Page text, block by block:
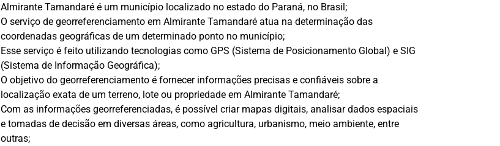
Almirante Tamandaré é um município localizado no estado do Paraná, no Brasil;
O serviço de georreferenciamento em Almirante Tamandaré atua na determinação das
coordenadas geográficas de um determinado ponto no município;
Esse serviço é feito utilizando tecnologias como GPS (Sistema de Posicionamento Global) e SIG
(Sistema de Informação Geográfica);
O objetivo do georreferenciamento é fornecer informações precisas e confiáveis sobre a
localização exata de um terreno, lote ou propriedade em Almirante Tamandaré;
Com as informações georreferenciadas, é possível criar mapas digitais, analisar dados espaciais
e tomadas de decisão em diversas áreas, como agricultura, urbanismo, meio ambiente, entre
outras;